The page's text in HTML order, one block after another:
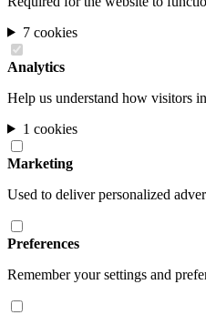
7 cookies
Analytics
Help us understand how visitors
1 cookies
Marketing
Used to deliver personalized
Preferences
Remember your settings and